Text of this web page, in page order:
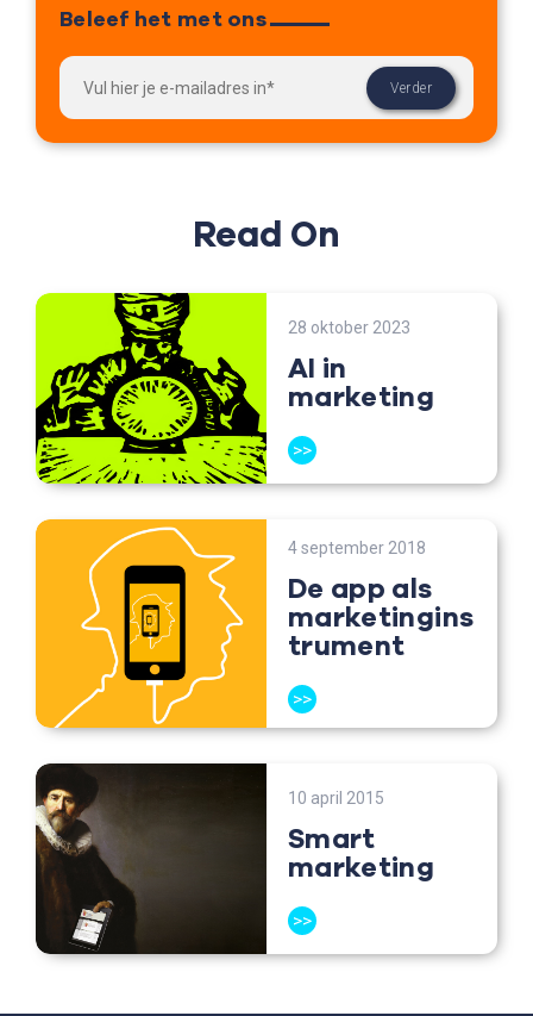
Beleef het met ons
Read On
28 oktober 2023
AI in
marketing
>>
4 september 2018
De app als
marketingins
trument
>>
10 april 2015
Smart
marketing
>>